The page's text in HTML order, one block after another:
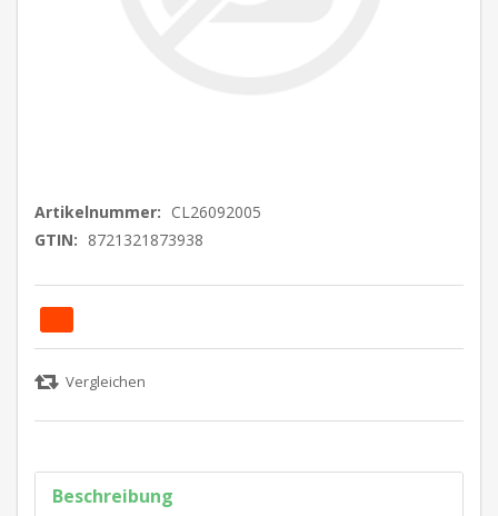
Artikelnummer: CL26092005
GTIN: 8721321873938
Beschreibung